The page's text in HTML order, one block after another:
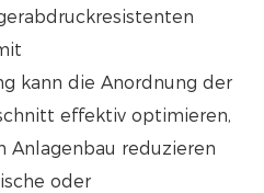
kann die Anordnung der
effektiv optimieren,
Anlagenbau reduzieren
oder